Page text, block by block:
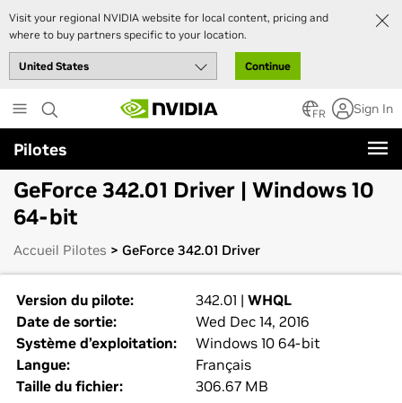
Visit your regional NVIDIA website for local content, pricing and
where to buy partners specific to your location.
Continue
to
main
content
FR Sign In
Pilotes
GeForce 342.01 Driver | Windows 10
64-bit
Accueil Pilotes > GeForce 342.01 Driver
Version du pilote: 342.01 | WHQL
Date de sortie:
Wed Dec 14, 2016
Système d’exploitation:
Windows 10 64-bit
Langue:
Français
Taille du fichier:
306.67 MB